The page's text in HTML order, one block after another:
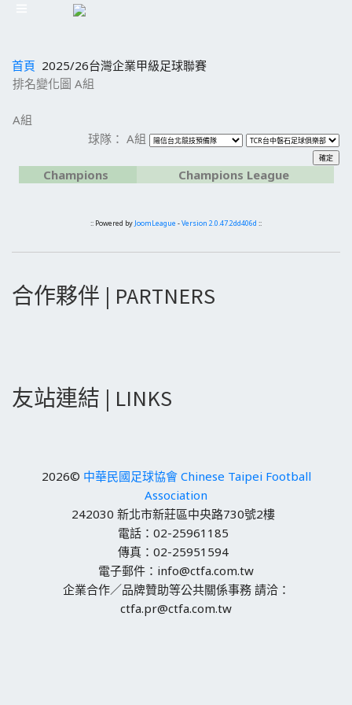
首頁 2025/26台灣企業甲級足球聯賽
排名變化圖 A組
A組
球隊： A組
Champions Champions League
:: Powered by JoomLeague -Version 2.0.47.2dd406d ::
合作夥伴 | PARTNERS
友站連結 | LINKS
2026© 中華民國足球協會 Chinese Taipei Football
Association
242030 新北市新莊區中央路730號2樓
電話：02-25961185
傳真：02-25951594
電子郵件：info@ctfa.com.tw
企業合作／品牌贊助等公共關係事務 請洽：
ctfa.pr@ctfa.com.tw